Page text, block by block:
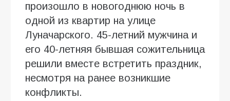
произошло в новогоднюю ночь в
одной из квартир на улице
Луначарского. 45-летний мужчина и
его 40-летняя бывшая сожительница
решили вместе встретить праздник,
несмотря на ранее возникшие
конфликты.